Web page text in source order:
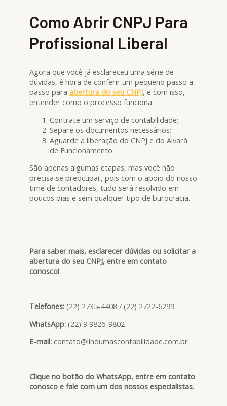
Como Abrir CNPJ Para
Profissional Liberal
Agora que você já esclareceu uma série de
dúvidas, é hora de conferir um pequeno passo a
passo para abertura do seu CNPJ, e com isso,
entender como o processo funciona.
Contrate um serviço de contabilidade;
Separe os documentos necessários;
Aguarde a liberação do CNPJ e do Alvará
de Funcionamento.
São apenas algumas etapas, mas você não
precisa se preocupar, pois com o apoio do nosso
time de contadores, tudo será resolvido em
poucos dias e sem qualquer tipo de burocracia.
Para saber mais, esclarecer dúvidas ou solicitar a
abertura do seu CNPJ, entre em contato
conosco!
Telefones: (22) 2735-4408 / (22) 2722-6299
WhatsApp: (22) 9 9826-9802
E-mail: contato@lindumascontabilidade.com.br
Clique no botão do WhatsApp, entre em contato
conosco e fale com um dos nossos especialistas.